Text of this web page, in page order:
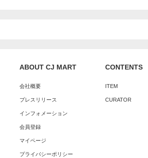
ABOUT CJ MART
会社概要
プレスリリース
インフォメーション
会員登録
マイページ
プライバシーポリシー
CONTENTS
ITEM
CURATOR